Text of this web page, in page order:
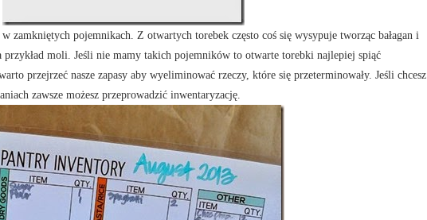
zamkniętych pojemnikach. Z otwartych torebek często coś się wysypuje tworząc bałagan i
przykład moli. Jeśli nie mamy takich pojemników to otwarte torebki najlepiej spiąć
przejrzeć nasze zapasy aby wyeliminować rzeczy, które się przeterminowały. Jeśli chcesz
zawsze możesz przeprowadzić inwentaryzację.